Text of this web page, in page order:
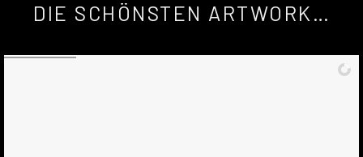
DIE SCHÖNSTEN ARTWORK BILDER | DRUCK AUF ALU DIBOND BILDER